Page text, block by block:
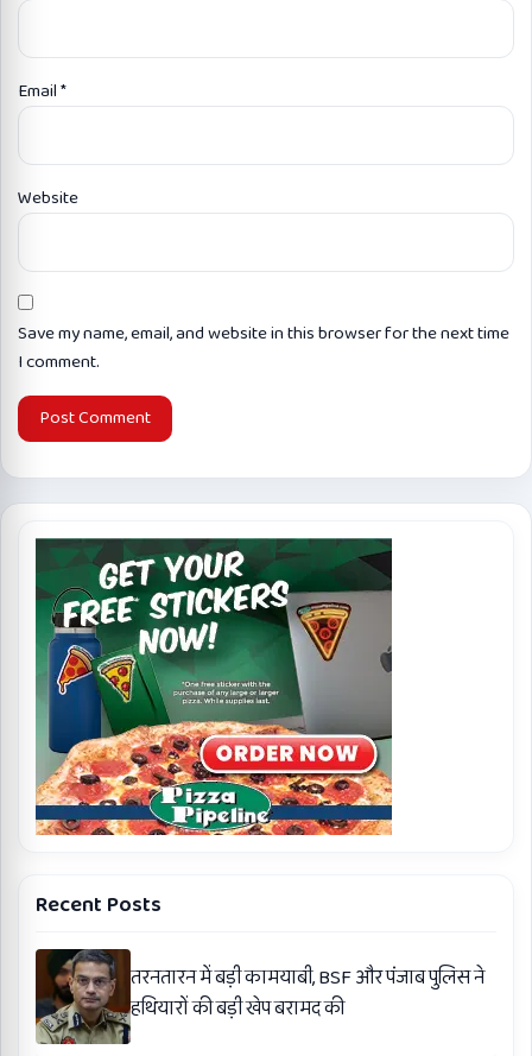
Email*
Website
Save my name, email, and website in this browser for the next time
I comment.
Recent Posts
तरनतारन में बड़ी कामयाबी, BSF और पंजाब पुलिस ने
हथियारों की बड़ी खेप बरामद की